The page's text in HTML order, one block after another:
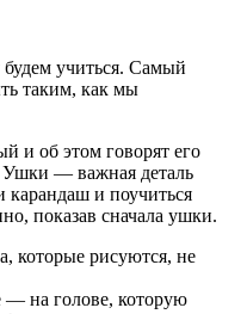
учиться. Самый
таким, как мы
и об этом говорят его
Ушки — важная деталь
карандаш и поучиться
показав сначала ушки.
которые рисуются, не
— на голове, которую